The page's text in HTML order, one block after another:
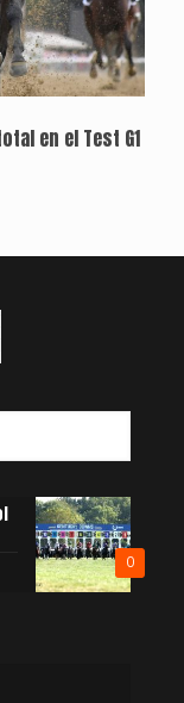
en el Test G1
0